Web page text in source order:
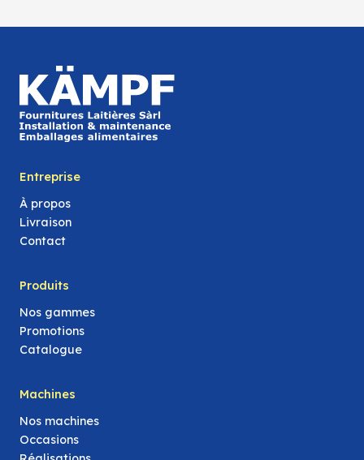
Entreprise
À propos
Livraison
Contact
Produits
Nos gammes
Promotions
Catalogue
Machines
Nos machines
Occasions